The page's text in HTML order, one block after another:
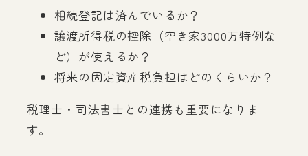
相続登記は済んでいるか？
譲渡所得税の控除（空き家3000万特例な
ど）が使えるか？
将来の固定資産税負担はどのくらいか？
税理士・司法書士との連携も重要になりま
す。